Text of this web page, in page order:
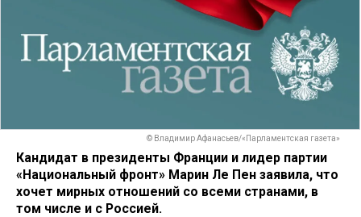
© Владимир Афанасьев/«Парламентская газета»
Кандидат в президенты Франции и лидер партии
«Национальный фронт» Марин Ле Пен заявила, что
хочет мирных отношений со всеми странами, в
том числе и с Россией.